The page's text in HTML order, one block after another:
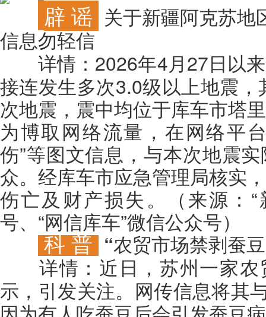
辟 谣 关于新疆阿克苏地
信息勿轻信
详情： 2026年4月27日以
接连发生多次3.0级以上地震
次地震，震中均位于库车市塔
为博取网络流量，在网络平
伤”等图文信息，与本次地震
众。经库车市应急管理局核实
伤亡及财产损失。（来源：
号、“网信库车”微信公众号）
科 普 “农贸市场禁剥蚕
详情： 近日，苏州一家农
示，引发关注。网传信息将其